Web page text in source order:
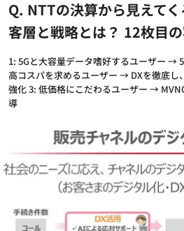
Q. NTTの決算から見えて
客層と戦略とは？ 12枚目
1: 5Gと大容量データ嗜好するユーザー →
高コスパを求めるユーザー → DXを徹底し
強化 3: 低価格にこだわるユーザー →
導